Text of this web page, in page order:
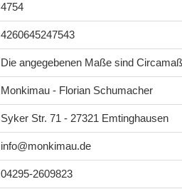
4754
4260645247543
Die angegebenen Maße sind
Monkimau - Florian Schumacher
Syker Str. 71 - 27321 Emtinghausen
info@monkimau.de
04295-2609823